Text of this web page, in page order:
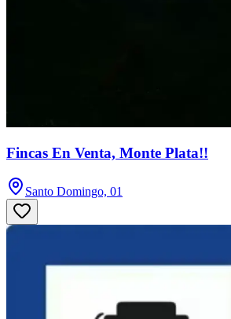
Fincas En Venta, Monte Plata!!
Santo Domingo, 01